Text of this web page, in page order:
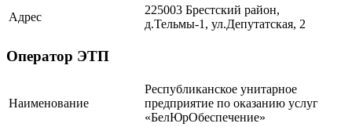
Адрес
225003 Брестский район,
д.Тельмы-1, ул.Депутатская, 2
Оператор ЭТП
Наименование
Республиканское унитарное
предприятие по оказанию услуг
«БелЮрОбеспечение»